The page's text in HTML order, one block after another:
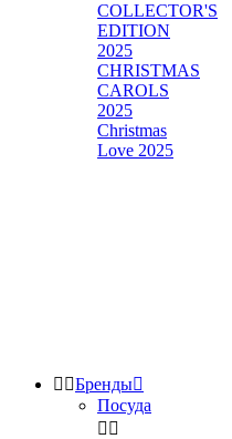
COLLECTOR'S
EDITION
2025
CHRISTMAS
CAROLS
2025
Christmas
Love 2025
 Бренды
Посуда
 